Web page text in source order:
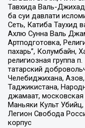
Тавхида Валь-
ба суи давлати
Сеть, Катиба Таухид
Ахлю Сунна Валь
Артподготовка,
пахарь”, Колумбайн,
религиозная группа
татарский
Челебиджихана,
Таджикистана,
джамаат,
Маньяки Культ
Легион Свобода
корпус